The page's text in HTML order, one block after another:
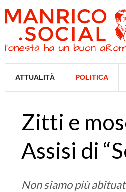
ATTUALITÀ POLITICA
Zitti e
Assisi di
Non siamo più